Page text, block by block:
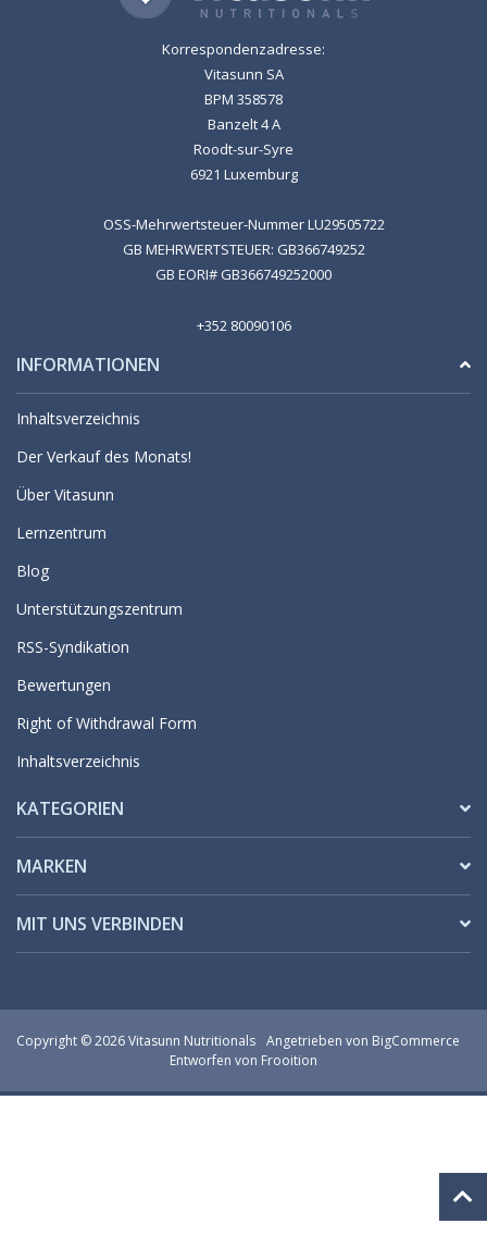
Korrespondenzadresse:
Vitasunn SA
BPM 358578
Banzelt 4 A
Roodt-sur-Syre
6921 Luxemburg
OSS-Mehrwertsteuer-Nummer LU29505722
GB MEHRWERTSTEUER: GB366749252
GB EORI# GB366749252000
+352 80090106
INFORMATIONEN
Inhaltsverzeichnis
Der Verkauf des Monats!
Über Vitasunn
Lernzentrum
Blog
Unterstützungszentrum
RSS-Syndikation
Bewertungen
Right of Withdrawal Form
Inhaltsverzeichnis
KATEGORIEN
MARKEN
MIT UNS VERBINDEN
Copyright © 2026 Vitasunn Nutritionals Angetrieben von BigCommerce
Entworfen von Frooition